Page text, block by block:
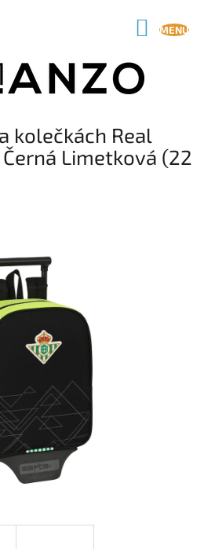
kolečkách Real
Limetková (22